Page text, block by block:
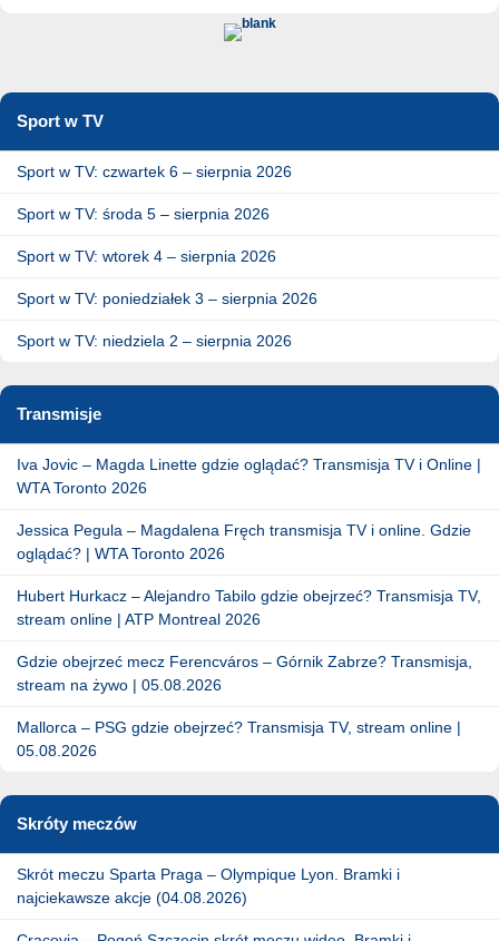
Sport w TV
Sport w TV: czwartek 6 – sierpnia 2026
Sport w TV: środa 5 – sierpnia 2026
Sport w TV: wtorek 4 – sierpnia 2026
Sport w TV: poniedziałek 3 – sierpnia 2026
Sport w TV: niedziela 2 – sierpnia 2026
Transmisje
Iva Jovic – Magda Linette gdzie oglądać? Transmisja TV i Online |
WTA Toronto 2026
Jessica Pegula – Magdalena Fręch transmisja TV i online. Gdzie
oglądać? | WTA Toronto 2026
Hubert Hurkacz – Alejandro Tabilo gdzie obejrzeć? Transmisja TV,
stream online | ATP Montreal 2026
Gdzie obejrzeć mecz Ferencváros – Górnik Zabrze? Transmisja,
stream na żywo | 05.08.2026
Mallorca – PSG gdzie obejrzeć? Transmisja TV, stream online |
05.08.2026
Skróty meczów
Skrót meczu Sparta Praga – Olympique Lyon. Bramki i
najciekawsze akcje (04.08.2026)